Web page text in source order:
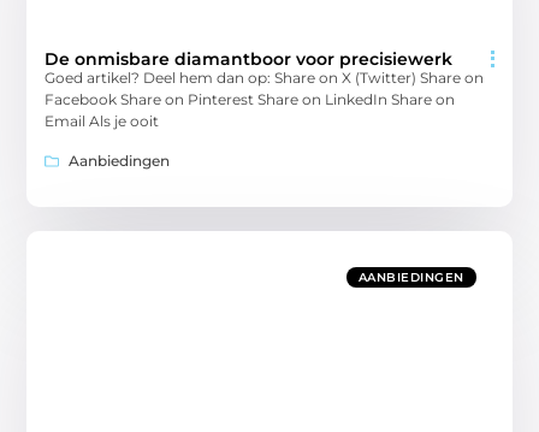
De onmisbare diamantboor voor precisiewerk
Goed artikel? Deel hem dan op: Share on X (Twitter) Share on
Facebook Share on Pinterest Share on LinkedIn Share on
Email Als je ooit
Aanbiedingen
AANBIEDINGEN